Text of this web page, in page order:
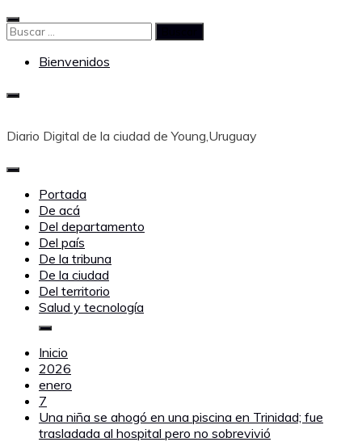
Saltar
al
Buscar:
Bienvenidos
Diario Digital de la ciudad de Young,Uruguay
Portada
De acá
Del departamento
Del país
De la tribuna
De la ciudad
Del territorio
Salud y tecnología
Inicio
2026
enero
7
Una niña se ahogó en una piscina en Trinidad; fue
trasladada al hospital pero no sobrevivió